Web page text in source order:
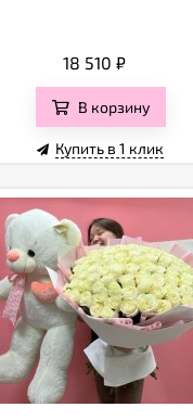
18 510 ₽
В корзину
Купить в 1 клик